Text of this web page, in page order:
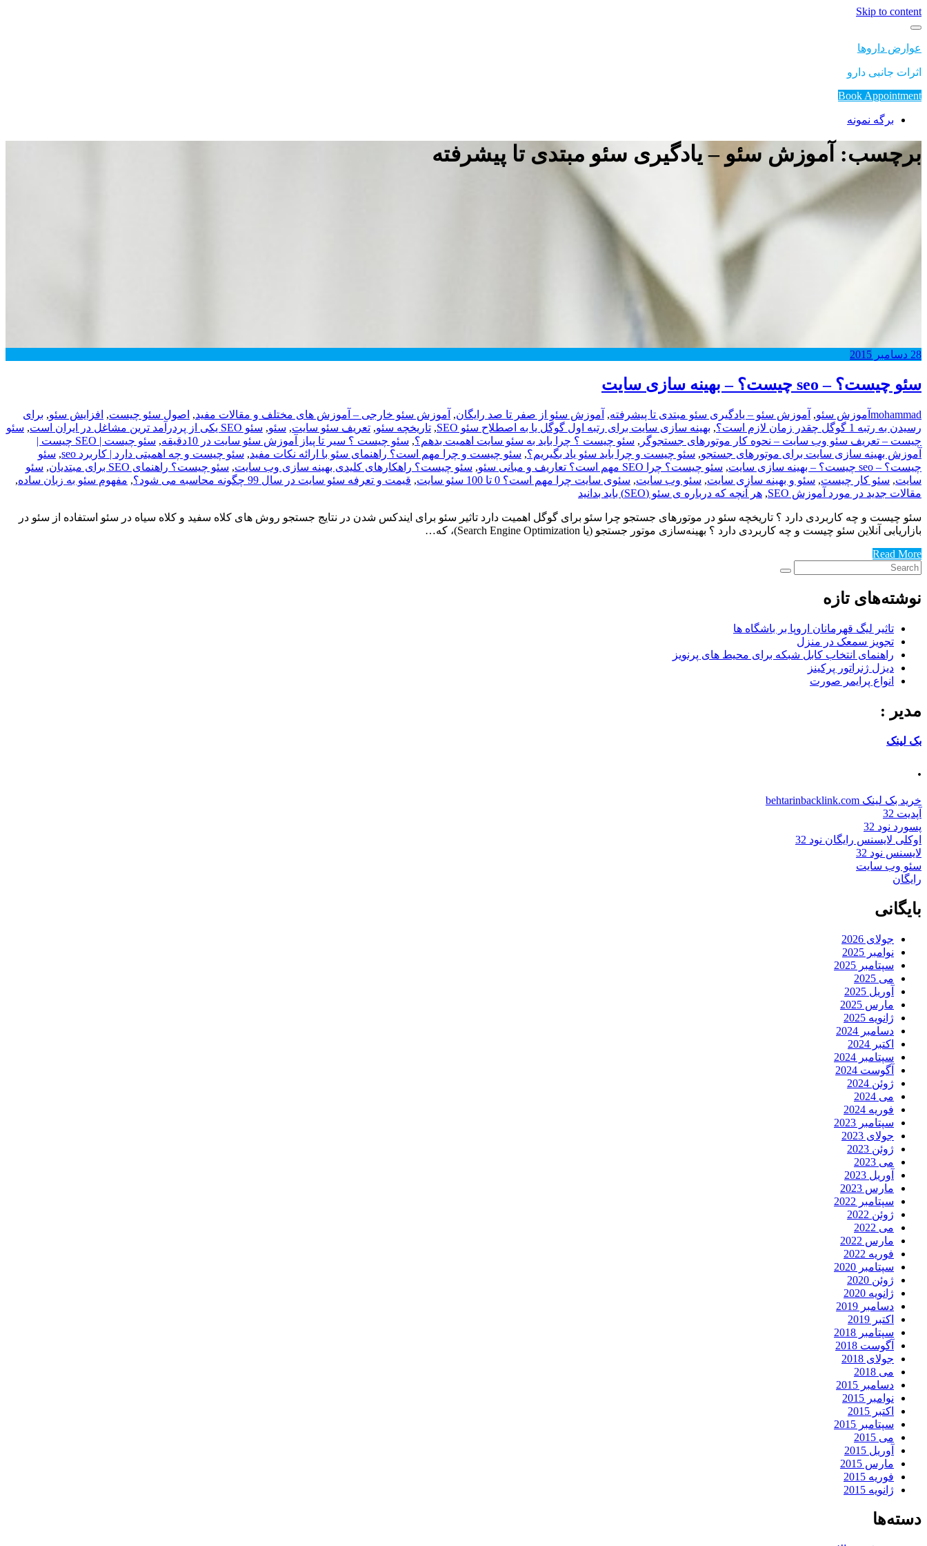
Skip to content
عوارض داروها
اثرات جانبی دارو
Book Appointment
برگه نمونه
برچسب: آموزش سئو – یادگیری سئو مبتدی تا پیشرفته
28 دسامبر 2015
سئو چیست؟ – seo چیست؟ – بهینه سازی سایت
mohammad آموزش سئو, آموزش سئو – یادگیری سئو مبتدی تا پیشرفته, آموزش سئو از صفر تا صد رایگان, آموزش سئو خارجی – آموزش های مختلف و مقالات مفید, اصول سئو چیست, افزایش سئو, برای
رسیدن به رتبه 1 گوگل چقدر زمان لازم است؟
, بهینه سازی سایت برای رتبه اول گوگل یا به اصطلاح سئو SEO , تاریخچه سئو,
, سئو, سئو SEO یکی از پردرآمد ترین مشاغل در ایران است , سئو
چیست – تعریف سئو وب سایت – نحوه کار موتورهای جستجوگر , سئو چیست ؟ چرا باید به سئو سایت اهمیت بدهم؟, سئو چیست ؟ سیر تا پیاز آموزش سئو سایت در 10دقیقه ,
سئو چیست | SEO چیست |
آموزش بهینه سازی سایت برای موتورهای جستجو, سئو چیست و چرا باید سئو یاد بگیریم؟, سئو چیست و چرا مهم است؟ راهنمای سئو با ارائه نکات مفید, سئو چیست و چه اهمیتی دارد | کاربرد seo , سئو
چیست؟ – seo چیست؟ – بهینه سازی سایت
, سئو چیست؟ چرا SEO مهم است؟ تعاریف و مبانی سئو , سئو چیست؟ راهکارهای کلیدی بهینه سازی وب سایت, سئو چیست؟ راهنمای SEO برای مبتدیان , سئو
سایت, سئو کار چیست, سئو و بهینه سازی سایت, سئو وب سایت, سئوی سایت چرا مهم است؟ 0 تا 100 سئو سایت , قیمت و تعرفه سئو سایت در سال 99 چگونه محاسبه می شود؟ , مفهوم سئو به زبان ساده,
مقالات جدید در مورد آموزش SEO
, هر آنچه که درباره ی سئو (SEO) باید بدانید
سئو چیست و چه کاربردی دارد ؟ تاریخچه سئو در موتورهای جستجو چرا سئو برای گوگل اهمیت دارد تاثیر سئو برای ایندکس شدن در نتایج جستجو روش های کلاه سفید و کلاه سیاه در سئو استفاده از سئو در
بازاریابی آنلاین سئو چیست و چه کاربردی دارد ؟ بهینه‌سازی موتور جستجو (یا Search Engine Optimization)، که…
Read More
نوشته‌های تازه
تاثیر لیگ قهرمانان اروپا بر باشگاه ها
تجویز سمعک در منزل
راهنمای انتخاب کابل شبکه برای محیط های پرنویز
دیزل ژنراتور پرکینز
انواع پرایمر صورت
مدیر :
بک لینک
.
خرید بک لینک behtarinbacklink.com
آپدیت 32
پسورد نود 32
اوکلی لایسنس رایگان نود 32
لایسنس نود 32
سئو وب سایت
رایگان
بایگانی
جولای 2026
نوامبر 2025
سپتامبر 2025
می 2025
آوریل 2025
مارس 2025
ژانویه 2025
دسامبر 2024
اکتبر 2024
سپتامبر 2024
آگوست 2024
ژوئن 2024
می 2024
فوریه 2024
سپتامبر 2023
جولای 2023
ژوئن 2023
می 2023
آوریل 2023
مارس 2023
سپتامبر 2022
ژوئن 2022
می 2022
مارس 2022
فوریه 2022
سپتامبر 2020
ژوئن 2020
ژانویه 2020
دسامبر 2019
اکتبر 2019
سپتامبر 2018
آگوست 2018
جولای 2018
می 2018
دسامبر 2015
نوامبر 2015
اکتبر 2015
سپتامبر 2015
می 2015
آوریل 2015
مارس 2015
فوریه 2015
ژانویه 2015
دسته‌ها